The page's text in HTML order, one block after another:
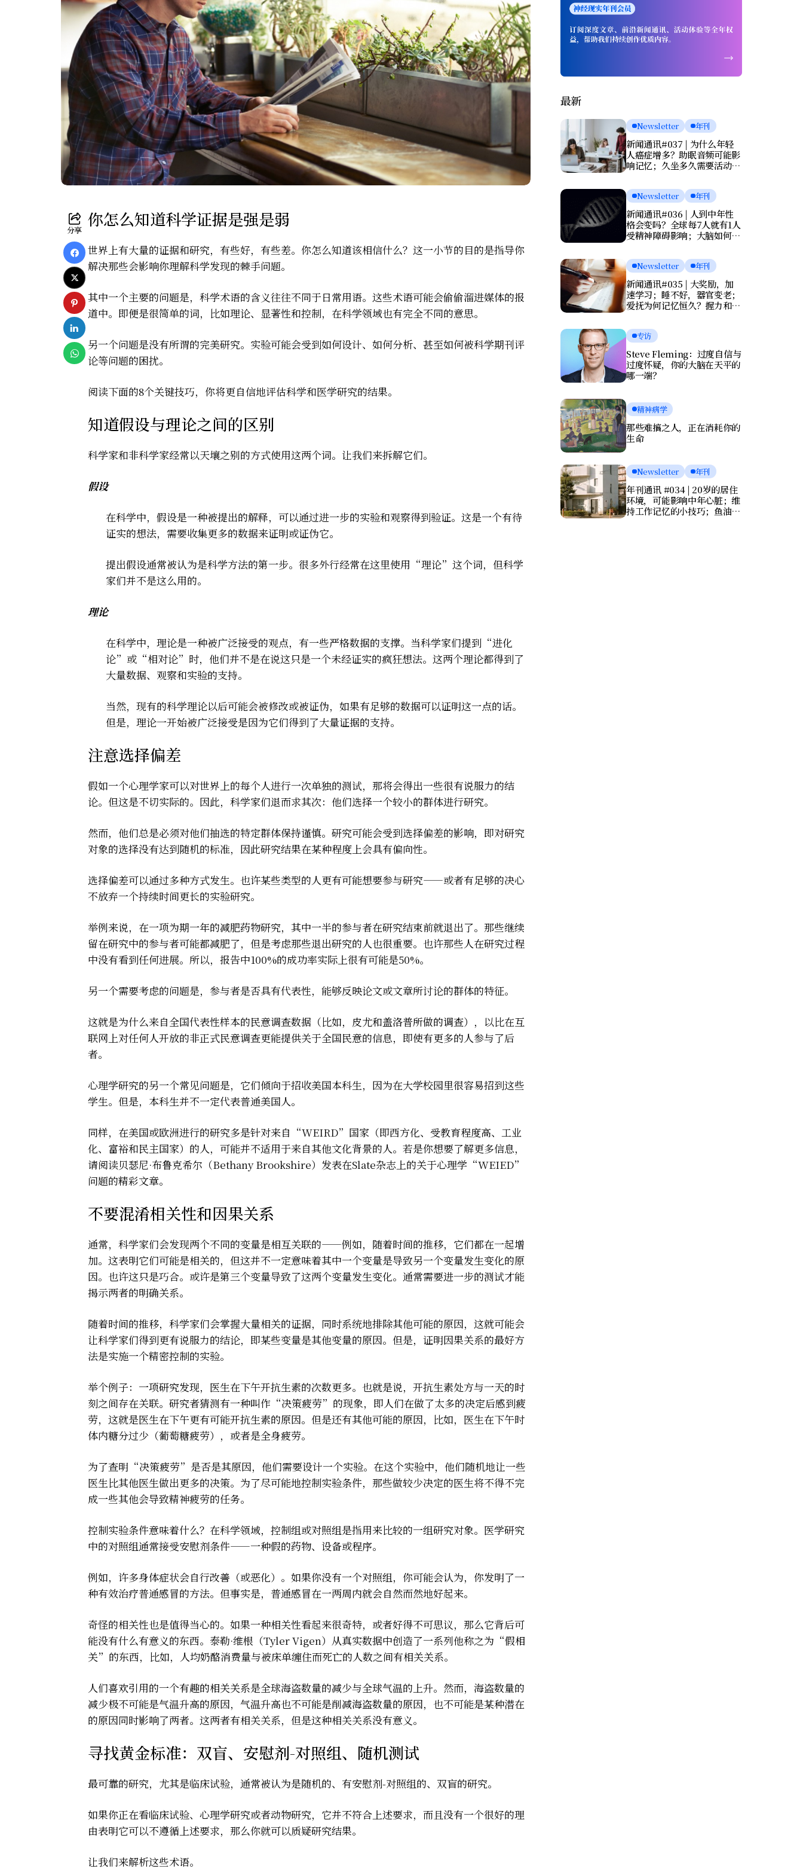
分享
你怎么知道科学证据是强是弱
世界上有大量的证据和研究，有些好，有些差。你怎么知道该相信什么？这一小节的目的是指导你
解决那些会影响你理解科学发现的棘手问题。
其中一个主要的问题是，科学术语的含义往往不同于日常用语。这些术语可能会偷偷溜进媒体的报
道中。即便是很简单的词，比如理论、显著性和控制，在科学领域也有完全不同的意思。
另一个问题是没有所谓的完美研究。实验可能会受到如何设计、如何分析、甚至如何被科学期刊评
论等问题的困扰。
阅读下面的8个关键技巧，你将更自信地评估科学和医学研究的结果。
知道假设与理论之间的区别
科学家和非科学家经常以天壤之别的方式使用这两个词。让我们来拆解它们。
假设
在科学中，假设是一种被提出的解释，可以通过进一步的实验和观察得到验证。这是一个有待
证实的想法，需要收集更多的数据来证明或证伪它。
提出假设通常被认为是科学方法的第一步。很多外行经常在这里使用“理论”这个词，但科学
家们并不是这么用的。
理论
在科学中，理论是一种被广泛接受的观点，有一些严格数据的支撑。当科学家们提到“进化
论”或“相对论”时，他们并不是在说这只是一个未经证实的疯狂想法。这两个理论都得到了
大量数据、观察和实验的支持。
当然，现有的科学理论以后可能会被修改或被证伪，如果有足够的数据可以证明这一点的话。
但是，理论一开始被广泛接受是因为它们得到了大量证据的支持。
注意选择偏差
假如一个心理学家可以对世界上的每个人进行一次单独的测试，那将会得出一些很有说服力的结
论。但这是不切实际的。因此，科学家们退而求其次：他们选择一个较小的群体进行研究。
然而，他们总是必须对他们抽选的特定群体保持谨慎。研究可能会受到选择偏差的影响，即对研究
对象的选择没有达到随机的标准，因此研究结果在某种程度上会具有偏向性。
选择偏差可以通过多种方式发生。也许某些类型的人更有可能想要参与研究——或者有足够的决心
不放弃一个持续时间更长的实验研究。
举例来说，在一项为期一年的减肥药物研究，其中一半的参与者在研究结束前就退出了。那些继续
留在研究中的参与者可能都减肥了，但是考虑那些退出研究的人也很重要。也许那些人在研究过程
中没有看到任何进展。所以，报告中100%的成功率实际上很有可能是50%。
另一个需要考虑的问题是，参与者是否具有代表性，能够反映论文或文章所讨论的群体的特征。
这就是为什么来自全国代表性样本的民意调查数据（比如， 皮尤和盖洛普所做的调查），以比在互
联网上对任何人开放的非正式民意调查更能提供关于全国民意的信息，即使有更多的人参与了后
者。
心理学研究的另一个常见问题是，它们倾向于招收美国本科生，因为在大学校园里很容易招到这些
学生。但是，本科生并不一定代表普通美国人。
同样，在美国或欧洲进行的研究多是针对来自“WEIRD”国家（即西方化、受教育程度高、工业
化、富裕和民主国家）的人，可能并不适用于来自其他文化背景的人。若是你想要了解更多信息，
请阅读贝瑟尼·布鲁克希尔（Bethany Brookshire）发表在Slate杂志上的关于心理学“WEIED”
问题的精彩文章。
不要混淆相关性和因果关系
通常，科学家们会发现两个不同的变量是相互关联的——例如，随着时间的推移，它们都在一起增
加。这表明它们可能是相关的，但这并不一定意味着其中一个变量是导致另一个变量发生变化的原
因。也许这只是巧合。或许是第三个变量导致了这两个变量发生变化。通常需要进一步的测试才能
揭示两者的明确关系。
随着时间的推移，科学家们会掌握大量相关的证据，同时系统地排除其他可能的原因，这就可能会
让科学家们得到更有说服力的结论，即某些变量是其他变量的原因。但是，证明因果关系的最好方
法是实施一个精密控制的实验。
举个例子： 一项研究发现，医生在下午开抗生素的次数更多。也就是说，开抗生素处方与一天的时
刻之间存在关联。研究者猜测有一种叫作“决策疲劳”的现象，即人们在做了太多的决定后感到疲
劳，这就是医生在下午更有可能开抗生素的原因。但是还有其他可能的原因，比如，医生在下午时
体内糖分过少（葡萄糖疲劳），或者是全身疲劳。
为了查明“决策疲劳”是否是其原因，他们需要设计一个实验。在这个实验中，他们随机地让一些
医生比其他医生做出更多的决策。为了尽可能地控制实验条件，那些做较少决定的医生将不得不完
成一些其他会导致精神疲劳的任务。
控制实验条件意味着什么？在科学领域，控制组或对照组是指用来比较的一组研究对象。医学研究
中的对照组通常接受安慰剂条件——一种假的药物、设备或程序。
例如，许多身体症状会自行改善（或恶化）。如果你没有一个对照组，你可能会认为，你发明了一
种有效治疗普通感冒的方法。但事实是，普通感冒在一两周内就会自然而然地好起来。
奇怪的相关性也是值得当心的。如果一种相关性看起来很奇特，或者好得不可思议，那么它背后可
能没有什么有意义的东西。泰勒·维根（Tyler Vigen）从真实数据中创造了一系列他称之为 “假相
关” 的东西，比如，人均奶酪消费量与被床单缠住而死亡的人数之间有相关关系。
人们喜欢引用的一个有趣的相关关系是全球海盗数量的减少与全球气温的上升。然而，海盗数量的
减少极不可能是气温升高的原因，气温升高也不可能是削减海盗数量的原因，也不可能是某种潜在
的原因同时影响了两者。这两者有相关关系，但是这种相关关系没有意义。
寻找黄金标准：双盲、安慰剂-对照组、随机测试
最可靠的研究，尤其是临床试验，通常被认为是随机的、有安慰剂-对照组的、双盲的研究。
如果你正在看临床试验、心理学研究或者动物研究，它并不符合上述要求，而且没有一个很好的理
由表明它可以不遵循上述要求，那么你就可以质疑研究结果。
让我们来解析这些术语。
最新
Newsletter 年刊
新闻通讯#037 | 为什么年轻
人癌症增多？助眠音频可能影
响记忆；久坐多久需要活动一
Newsletter 年刊
新闻通讯#036 | 人到中年性
格会变吗？全球每7人就有1人
受精神障碍影响；大脑如何清
亡？
Newsletter 年刊
新闻通讯#035 | 大奖励，加
速学习；睡不好，器官变老；
爱抚为何记忆恒久？握力和写
专访
Steve Fleming：过度自信与
过度怀疑，你的大脑在天平的
哪一端？
精神病学
那些难搞之人，正在消耗你的
生命
Newsletter 年刊
年刊通讯 #034 | 20岁的居住
环境，可能影响中年心脏；维
持工作记忆的小技巧；鱼油竟